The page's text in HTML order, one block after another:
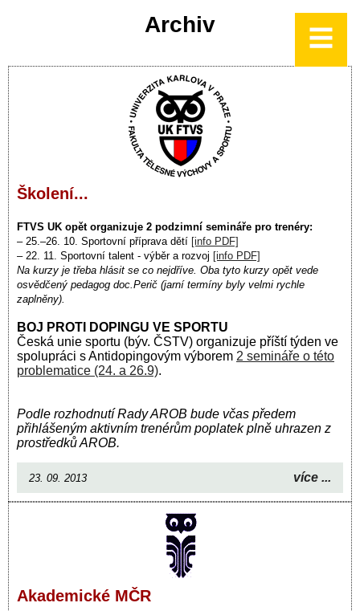
Archiv
Školení...
FTVS UK opět organizuje 2 podzimní semináře pro trenéry:
– 25.–26. 10. Sportovní příprava dětí [info PDF]
– 22. 11. Sportovní talent - výběr a rozvoj [info PDF]
Na kurzy je třeba hlásit se co nejdříve. Oba tyto kurzy opět vede
osvědčený pedagog doc.Perič (jarní termíny byly velmi rychle
zaplněny).
BOJ PROTI DOPINGU VE SPORTU
Česká unie sportu (býv. ČSTV) organizuje příští týden ve
spolupráci s Antidopingovým výborem 2 semináře o této
problematice (24. a 26.9).
Podle rozhodnutí Rady AROB bude včas předem
přihlášeným aktivním trenérům poplatek plně uhrazen z
prostředků AROB.
23. 09. 2013 více ...
Akademické MČR